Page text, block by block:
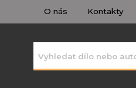
O nás Kontakty